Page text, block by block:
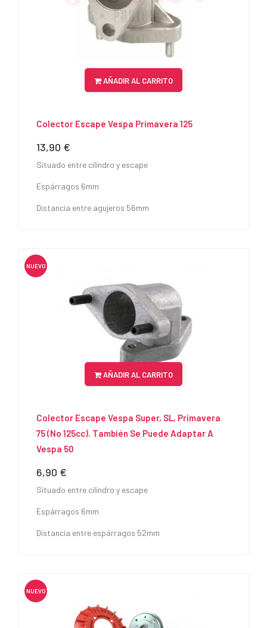
AÑADIR AL CARRITO
Colector Escape Vespa Primavera 125
Precio
13,90 €
Situado entre cilindro y escape
Espárragos 6mm
Distancia entre agujeros 56mm
NUEVO
AÑADIR AL CARRITO
Colector Escape Vespa Super, SL, Primavera
75 (no 125cc). También Se Puede Adaptar A
Vespa 50
Precio
6,90 €
Situado entre cilindro y escape
Espárragos 6mm
Distancia entre espárragos 52mm
NUEVO